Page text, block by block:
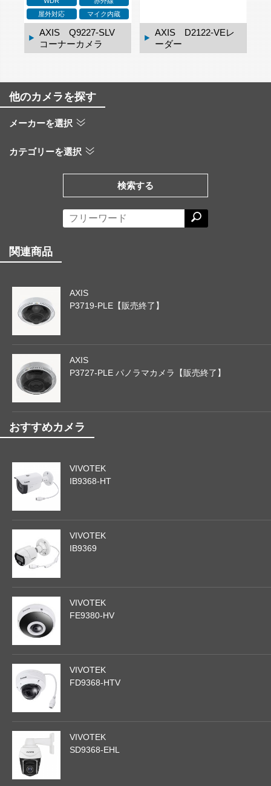
屋外対応
マイク内蔵
AXIS Q9227-SLV
コーナーカメラ
AXIS D2122-VEレ
ーダー
他のカメラを探す
メーカーを選択
カテゴリーを選択
検索する
関連商品
AXIS
P3719-PLE【販売終了】
AXIS
P3727-PLE パノラマカメラ【販売終了】
おすすめカメラ
VIVOTEK
IB9368-HT
VIVOTEK
IB9369
VIVOTEK
FE9380-HV
VIVOTEK
FD9368-HTV
VIVOTEK
SD9368-EHL